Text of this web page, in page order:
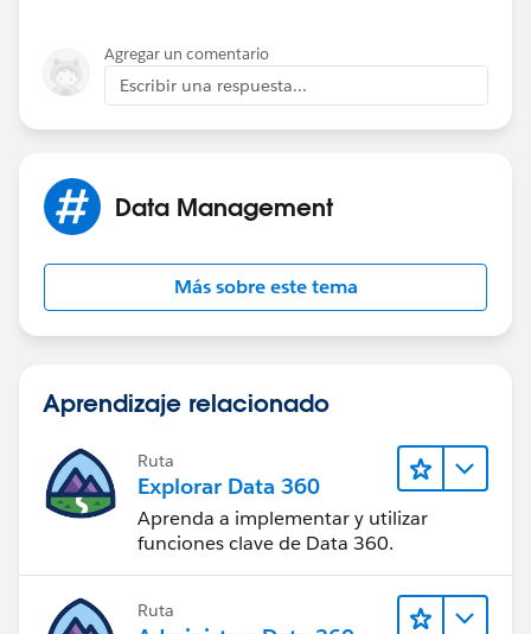
Agregar un comentario
Escribir una respuesta...
Data Management
Más sobre este tema
Aprendizaje relacionado
Ruta
Explorar Data 360
Aprenda a implementar y utilizar
funciones clave de Data 360.
Ruta